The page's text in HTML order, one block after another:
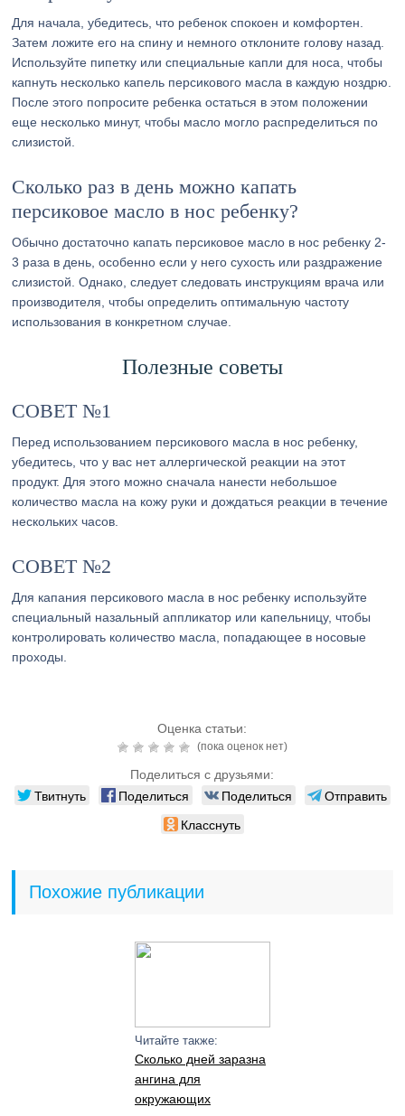
Для начала, убедитесь, что ребенок спокоен и комфортен.
Затем ложите его на спину и немного отклоните голову назад.
Используйте пипетку или специальные капли для носа, чтобы
капнуть несколько капель персикового масла в каждую ноздрю.
После этого попросите ребенка остаться в этом положении
еще несколько минут, чтобы масло могло распределиться по
слизистой.
Сколько раз в день можно капать
персиковое масло в нос ребенку?
Обычно достаточно капать персиковое масло в нос ребенку 2-
3 раза в день, особенно если у него сухость или раздражение
слизистой. Однако, следует следовать инструкциям врача или
производителя, чтобы определить оптимальную частоту
использования в конкретном случае.
Полезные советы
СОВЕТ №1
Перед использованием персикового масла в нос ребенку,
убедитесь, что у вас нет аллергической реакции на этот
продукт. Для этого можно сначала нанести небольшое
количество масла на кожу руки и дождаться реакции в течение
нескольких часов.
СОВЕТ №2
Для капания персикового масла в нос ребенку используйте
специальный назальный аппликатор или капельницу, чтобы
контролировать количество масла, попадающее в носовые
проходы.
Оценка статьи:
(пока оценок нет)
Поделиться с друзьями:
Твитнуть Поделиться Поделиться
Отправить
Класснуть
Похожие публикации
Читайте также:
Сколько дней заразна
ангина для
окружающих